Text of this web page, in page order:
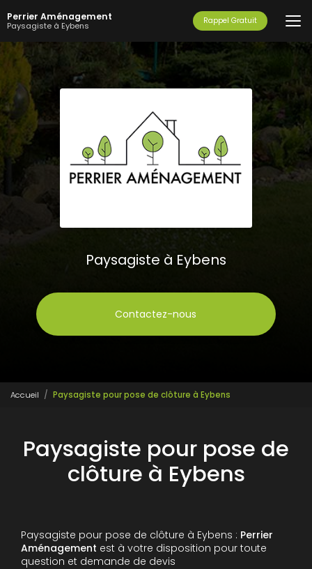
au
contenu
principal
Perrier Aménagement
Paysagiste à Eybens Rappel Gratuit
Paysagiste à Eybens
Contactez-nous
Accueil Paysagiste pour pose de clôture à Eybens
Paysagiste pour pose de
clôture à Eybens
Paysagiste pour pose de clôture à Eybens : Perrier
Aménagement est à votre disposition pour toute
question et demande de devis